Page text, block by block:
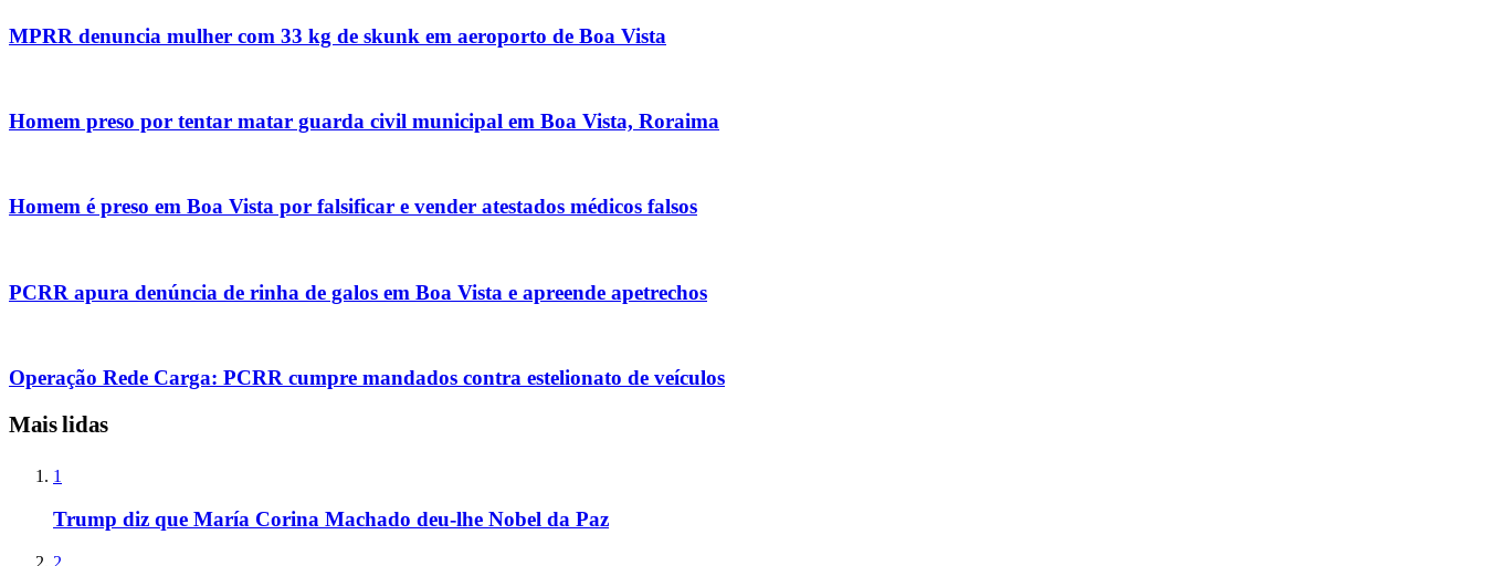
MPRR denuncia mulher com 33 kg de skunk em aeroporto de Boa Vista
Homem preso por tentar matar guarda civil municipal em Boa Vista, Roraima
Homem é preso em Boa Vista por falsificar e vender atestados médicos falsos
PCRR apura denúncia de rinha de galos em Boa Vista e apreende apetrechos
Operação Rede Carga: PCRR cumpre mandados contra estelionato de veículos
Mais lidas
1
Trump diz que María Corina Machado deu-lhe Nobel da Paz
2